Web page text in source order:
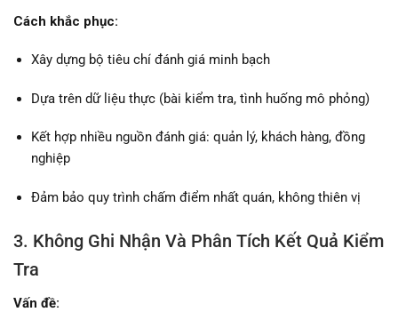
Cách khắc phục:
Xây dựng bộ tiêu chí đánh giá minh bạch
Dựa trên dữ liệu thực (bài kiểm tra, tình huống mô phỏng)
Kết hợp nhiều nguồn đánh giá: quản lý, khách hàng, đồng
nghiệp
Đảm bảo quy trình chấm điểm nhất quán, không thiên vị
3. Không Ghi Nhận Và Phân Tích Kết Quả Kiểm
Tra
Vấn đề: